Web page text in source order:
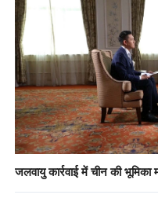
जलवायु कार्रवाई में चीन की भूमिका